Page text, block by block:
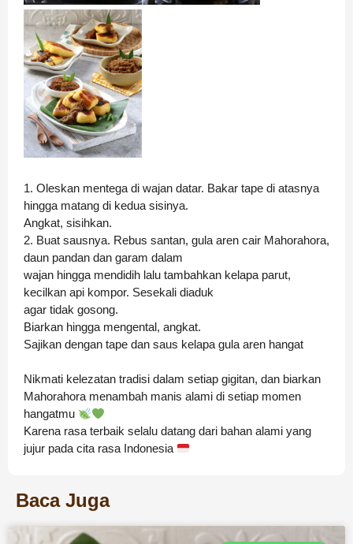
1. Oleskan mentega di wajan datar. Bakar tape di atasnya
hingga matang di kedua sisinya.
Angkat, sisihkan.
2. Buat sausnya. Rebus santan, gula aren cair Mahorahora,
daun pandan dan garam dalam
wajan hingga mendidih lalu tambahkan kelapa parut,
kecilkan api kompor. Sesekali diaduk
agar tidak gosong.
Biarkan hingga mengental, angkat.
Sajikan dengan tape dan saus kelapa gula aren hangat
Nikmati kelezatan tradisi dalam setiap gigitan, dan biarkan
Mahorahora menambah manis alami di setiap momen
hangatmu
Karena rasa terbaik selalu datang dari bahan alami yang
jujur pada cita rasa Indonesia
Baca Juga